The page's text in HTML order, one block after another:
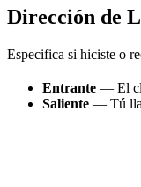
Dirección de
Especifica si hiciste o
Entrante — El
Saliente — Tú